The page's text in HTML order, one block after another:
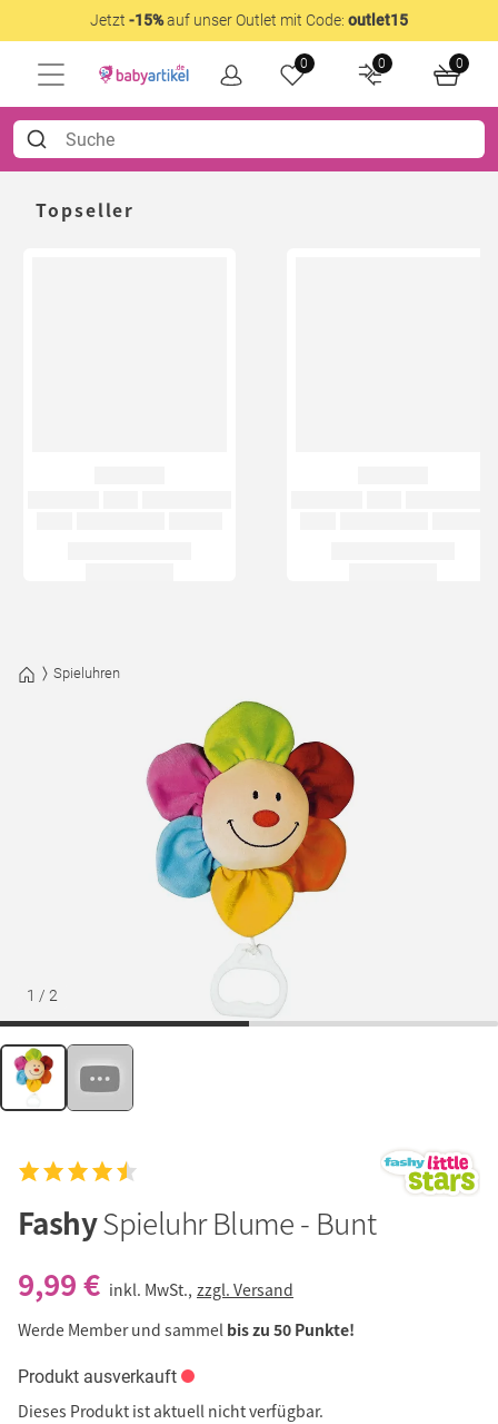
Jetzt -15%auf unser Outlet mit Code: outlet15
0 0 0
Topseller
Spieluhren
1 / 2
FashySpieluhr Blume - Bunt
9,99 € inkl. MwSt., zzgl. Versand
Werde Member und sammel bis zu 50 Punkte!
Produkt ausverkauft
Dieses Produkt ist aktuell nicht verfügbar.